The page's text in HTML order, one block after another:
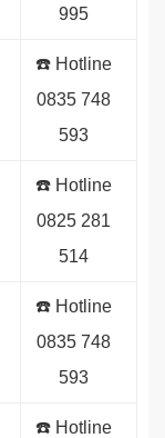
995
☎️ Hotline
0835 748
593
☎️ Hotline
0825 281
514
☎️ Hotline
0835 748
593
☎️ Hotline